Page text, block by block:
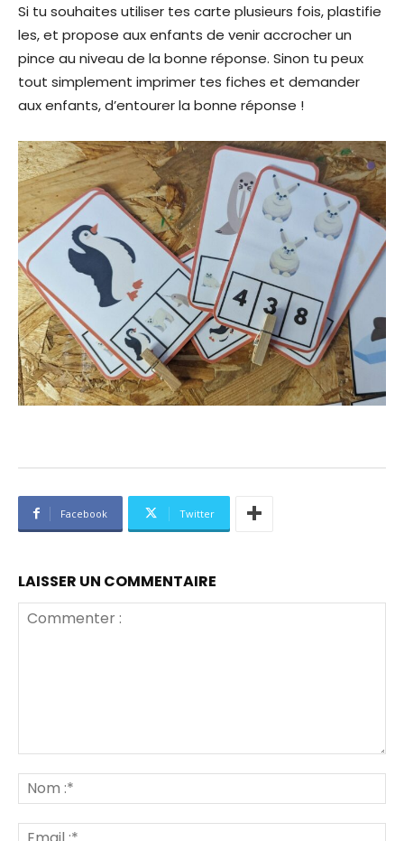
Si tu souhaites utiliser tes carte plusieurs fois, plastifie
les, et propose aux enfants de venir accrocher un
pince au niveau de la bonne réponse. Sinon tu peux
tout simplement imprimer tes fiches et demander
aux enfants, d’entourer la bonne réponse !
Facebook Twitter
LAISSER UN COMMENTAIRE
:*